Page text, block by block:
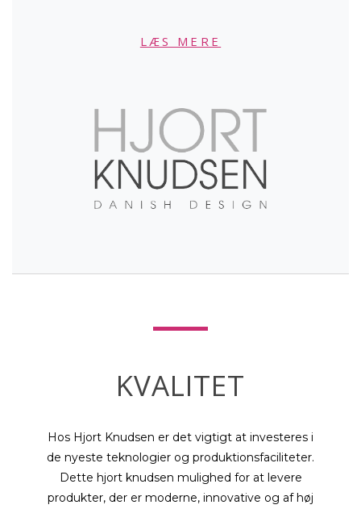
LÆS MERE
KVALITET
Hos Hjort Knudsen er det vigtigt at investeres i
de nyeste teknologier og produktionsfaciliteter.
Dette hjort knudsen mulighed for at levere
produkter, der er moderne, innovative og af høj